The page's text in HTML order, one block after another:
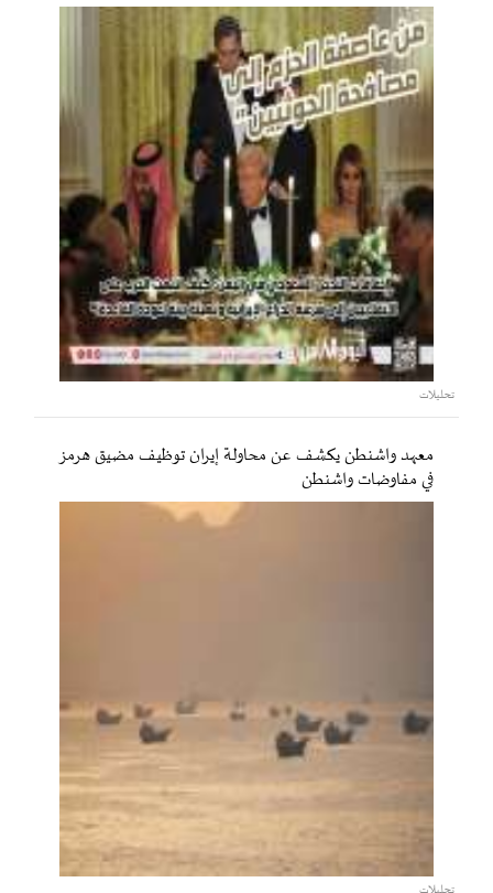
تحليلات
معهد واشنطن يكشف عن محاولة إيران توظيف مضيق هرمز
في مفاوضات واشنطن